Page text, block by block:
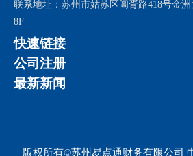
联系地址：苏州市姑苏区阊胥路418号金洲
8F
快速链接
公司注册
最新新闻
版权所有©苏州易点通财务有限公司